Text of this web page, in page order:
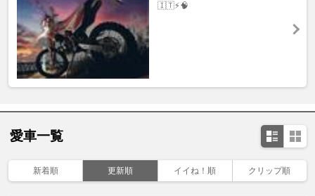
🇮🇹⚡️🧠
愛車一覧
新着順 更新順 イイね！順 クリップ順